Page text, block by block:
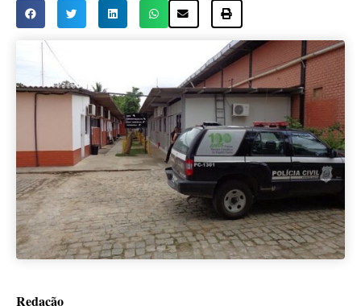
Redação